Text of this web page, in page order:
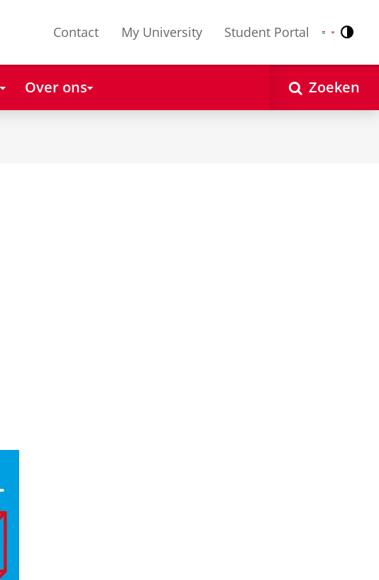
Contact My University Student Portal Nederlands
English
Over ons Zoeken